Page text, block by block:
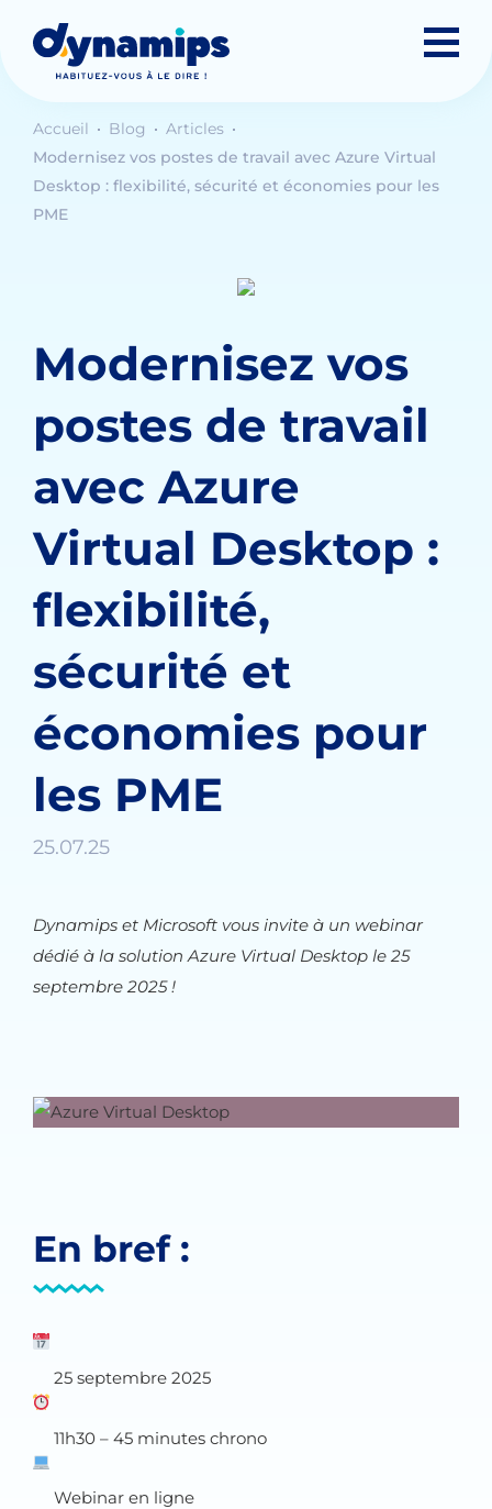
Accueil Blog
Articles
Modernisez vos postes de travail avec Azure Virtual
Desktop : flexibilité, sécurité et économies pour les
PME
Modernisez vos
postes de travail
avec Azure
Virtual Desktop :
flexibilité,
sécurité et
économies pour
les PME
25.07.25
Dynamips et Microsoft vous invite à un webinar
dédié à la solution Azure Virtual Desktop le 25
septembre 2025 !
En bref :
25 septembre 2025
11h30 – 45 minutes chrono
Webinar en ligne